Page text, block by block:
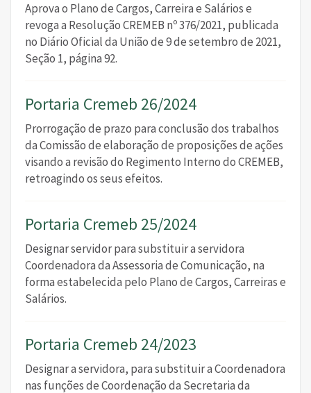
Aprova o Plano de Cargos, Carreira e Saláriose
revoga a Resolução CREMEB nº 376/2021, publicada
no Diário Oficial da União de 9 de setembro de 2021,
Seção 1, página 92.
Portaria Cremeb 26/2024
Prorrogação de prazo para conclusão dos trabalhos
da Comissão de elaboração de proposições de ações
visando a revisão do Regimento Interno do CREMEB,
retroagindo os seus efeitos.
Portaria Cremeb 25/2024
Designar servidor para substituir a servidora
Coordenadora da Assessoria de Comunicação, na
forma estabelecida pelo Plano de Cargos, Carreiras e
Salários.
Portaria Cremeb 24/2023
Designar a servidora, para substituir a Coordenadora
nas funções de Coordenação da Secretaria da